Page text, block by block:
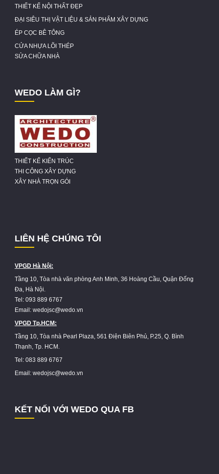
THIẾT KẾ NỘI THẤT ĐẸP
ĐẠI SIÊU THỊ VẬT LIỆU & SẢN PHẨM XÂY DỰNG
ÉP CỌC BÊ TÔNG
CỬA NHỰA LÕI THÉP
SỬA CHỮA NHÀ
WEDO LÀM GÌ?
THIẾT KẾ KIẾN TRÚC
THI CÔNG XÂY DỰNG
XÂY NHÀ TRỌN GÓI
LIÊN HỆ CHÚNG TÔI
VPGD Hà Nội:
Tầng 10, Tòa nhà văn phòng Anh Minh, 36 Hoàng Cầu, Quận Đống
Đa, Hà Nội.
Tel: 093 889 6767
Email: wedojsc@wedo.vn
VPGD Tp.HCM:
Tầng 10, Tòa nhà Pearl Plaza, 561 Điện Biên Phủ, P.25, Q. Bình
Thạnh, Tp. HCM.
Tel: 083 889 6767
Email: wedojsc@wedo.vn
KẾT NỐI VỚI WEDO QUA FB